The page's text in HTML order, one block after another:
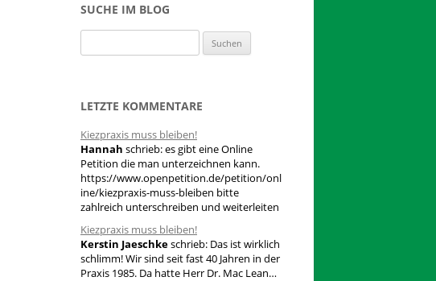
SUCHE IM BLOG
u
n
n
a
c
h
:
LETZTE KOMMENTARE
Kiezpraxis muss bleiben!
Hannah schrieb:es gibt eine Online
Petition die man unterzeichnen kann.
https://www.openpetition.de/petition/onl
ine/kiezpraxis-muss-bleiben bitte
zahlreich unterschreiben und weiterleiten
Kiezpraxis muss bleiben!
Kerstin Jaeschkeschrieb: Das ist wirklich
schlimm! Wir sind seit fast 40 Jahren in der
Praxis 1985. Da hatte Herr Dr. Mac Lean…